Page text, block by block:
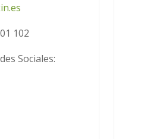
102
Sociales: